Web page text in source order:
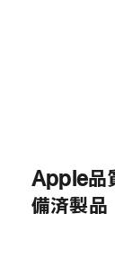
Apple品
備済製品